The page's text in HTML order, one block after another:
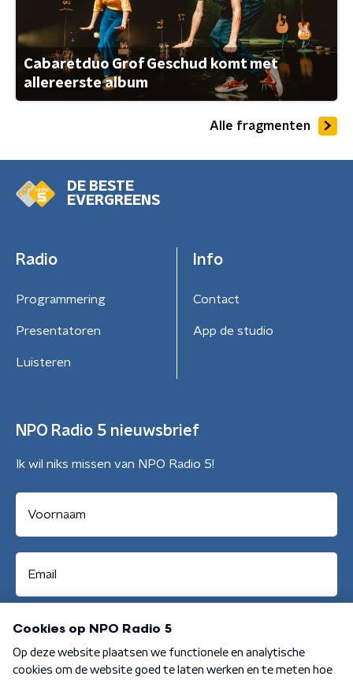
Cabaretduo Grof Geschud komt met
allereerste album
Alle fragmenten
DE BESTE
EVERGREENS
Radio
Programmering
Presentatoren
Luisteren
Info
Contact
App de studio
NPO Radio 5 nieuwsbrief
Ik wil niks missen van NPO Radio 5!
Aanmelden